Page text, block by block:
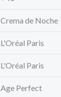
Crema de Noche
L'Oréal Paris
L'Oréal Paris
Age Perfect